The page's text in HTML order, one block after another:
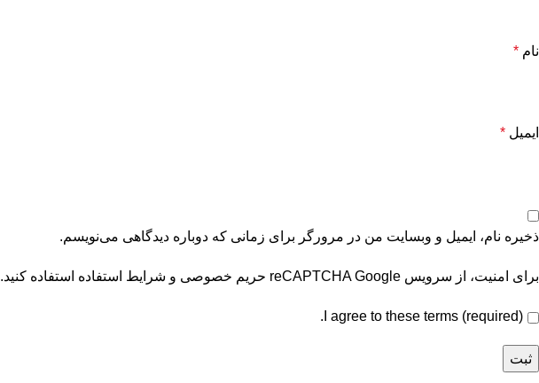
نام *
ایمیل *
ذخیره نام، ایمیل و وبسایت من در مرورگر برای زمانی که دوباره دیدگاهی می‌نویسم.
برای امنیت، از سرویس reCAPTCHA Google حریم خصوصی و شرایط استفاده استفاده کنید.
I agree to these terms (required).